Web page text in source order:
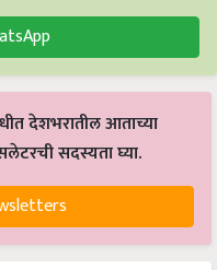
देशभरातील आताच्या
सदस्यता घ्या.